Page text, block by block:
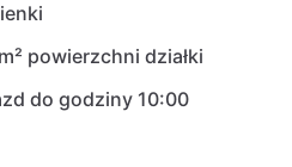
powierzchni działki
do godziny 10:00